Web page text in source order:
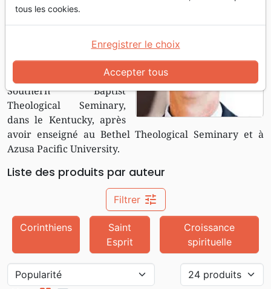
Schreiner
d'interprétation du
Nouveau Testament au
Southern Baptist
Theological Seminary,
dans le Kentucky, après
avoir enseigné au Bethel Theological Seminary et à
Azusa Pacific University.
Liste des produits par auteur
Filtrer tune
Corinthiens
Saint
Esprit
Croissance
spirituelle
tous les cookies.
Accepter tous
Enregistrer le choix